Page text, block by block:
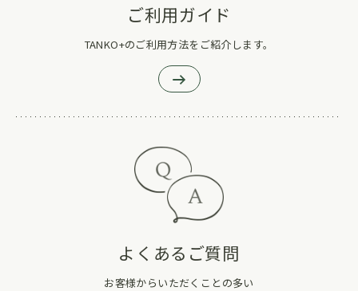
ご利用ガイド
TANKO+のご利用方法をご紹介します。
よくあるご質問
お客様からいただくことの多い